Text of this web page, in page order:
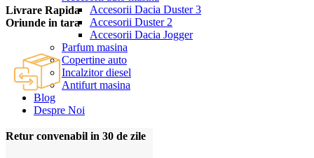
Accesorii Dacia Duster 3
Accesorii Duster 2
Accesorii Dacia Jogger
Parfum masina
Copertine auto
Incalzitor diesel
Antifurt masina
Blog
Despre Noi
Livrare Rapida
Oriunde in tara
Retur convenabil in 30 de zile